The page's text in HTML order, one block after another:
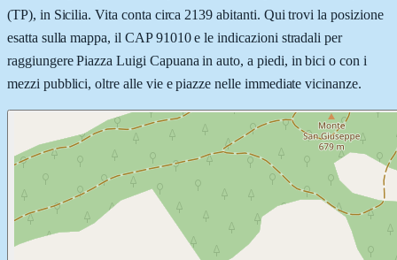
(TP), in Sicilia. Vita conta circa 2139 abitanti. Qui trovi la posizione
esatta sulla mappa, il CAP 91010 e le indicazioni stradali per
raggiungere Piazza Luigi Capuana in auto, a piedi, in bici o con i
mezzi pubblici, oltre alle vie e piazze nelle immediate vicinanze.